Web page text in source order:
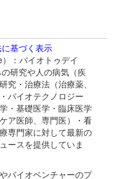
基づく表示
：バイオトゥデイ
の研究や人の病気（疾
究・治療法（治療薬、
バイオテクノロジー
・基礎医学・臨床医学
ア医師、専門医）・看
専門家に対して最新の
ースを提供していま
バイオベンチャーのプ